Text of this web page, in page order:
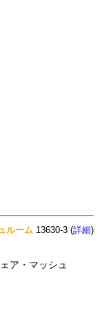
ルーム 13630-3 (詳細)
ア・マッシュ